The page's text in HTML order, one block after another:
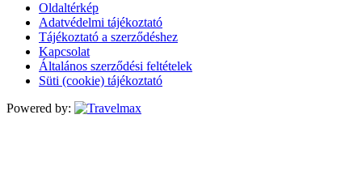
Oldaltérkép
Adatvédelmi tájékoztató
Tájékoztató a szerződéshez
Kapcsolat
Általános szerződési feltételek
Süti (cookie) tájékoztató
Powered by: